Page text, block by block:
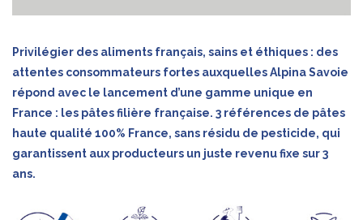
Privilégier des aliments français, sains et éthiques : des
attentes consommateurs fortes auxquelles Alpina Savoie
répond avec le lancement d’une gamme unique en
France : les pâtes filière française. 3 références de pâtes
haute qualité 100% France, sans résidu de pesticide, qui
garantissent aux producteurs un juste revenu fixe sur 3
ans.